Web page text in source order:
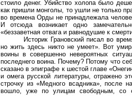
стоило денег. Убийство холопа было
как пришли монголы, то ушли не только
во времена Орды не принадлежала
И отсюда возникает одно
«беззаветная отвага и равнодушие к
Историк Грановский писал во
но жить здесь никто не умеет». Вот
воины в совершенно невероятных
последнего воина. Почему? Потому что
сказано в эпиграфе к шестой главе
и омега русской литературы, отражено
строчку из «Медного всадника», после
вошло, уже по улицам свободным, со